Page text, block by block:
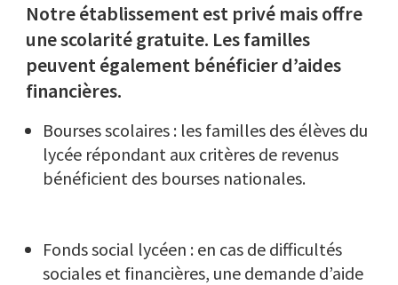
Corps
texte
Texte
Notre établissement est privé mais offre
une scolarité gratuite. Les familles
peuvent également bénéficier d’aides
financières.
Bourses scolaires : les familles des élèves du
lycée répondant aux critères de revenus
bénéficient des bourses nationales.
Fonds social lycéen : en cas de difficultés
sociales et financières, une demande d’aide